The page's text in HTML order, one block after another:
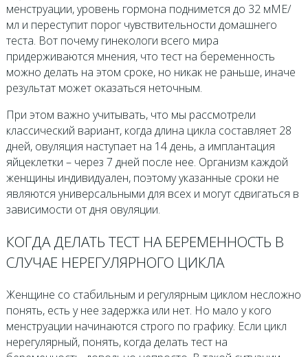
менструации, уровень гормона поднимется до 32 мМЕ/
мл и переступит порог чувствительности домашнего
теста. Вот почему гинекологи всего мира
придерживаются мнения, что тест на беременность
можно делать на этом сроке, но никак не раньше, иначе
результат может оказаться неточным.
При этом важно учитывать, что мы рассмотрели
классический вариант, когда длина цикла составляет 28
дней, овуляция наступает на 14 день, а имплантация
яйцеклетки – через 7 дней после нее. Организм каждой
женщины индивидуален, поэтому указанные сроки не
являются универсальными для всех и могут сдвигаться в
зависимости от дня овуляции.
КОГДА ДЕЛАТЬ ТЕСТ НА БЕРЕМЕННОСТЬ В
СЛУЧАЕ НЕРЕГУЛЯРНОГО ЦИКЛА
Женщине со стабильным и регулярным циклом несложно
понять, есть у нее задержка или нет. Но мало у кого
менструации начинаются строго по графику. Если цикл
нерегулярный, понять, когда делать тест на